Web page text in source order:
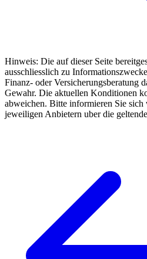
Hinweis: Die auf dieser Seite
ausschliesslich zu
Finanz- oder Versicherungsberatung
Gewahr. Die aktuellen Konditionen
abweichen. Bitte informieren Sie sich
jeweiligen Anbietern uber die